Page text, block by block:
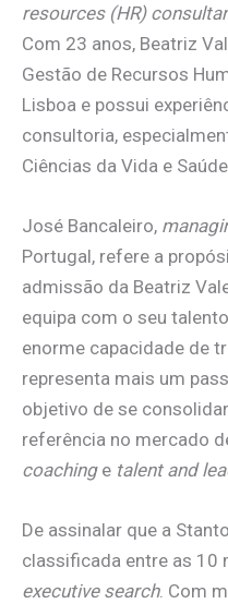
resources (HR)
Com 23 anos, Beatriz
Gestão de Recursos
Lisboa e possui
consultoria,
Ciências da Vida e
José Bancaleiro,
Portugal, refere a
admissão da Beatriz
equipa com o seu
enorme capacidade de
representa mais um
objetivo de se
referência no mercado
coachinge talent and
De assinalar que a
classificada entre as 10
executive search. Com